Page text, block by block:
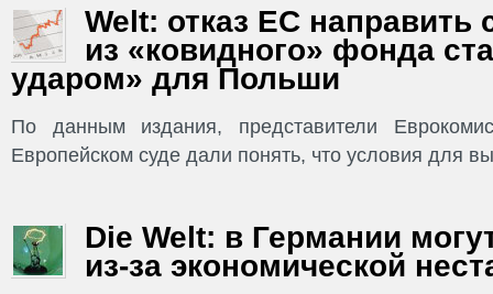
Welt: отказ ЕС направить
из «ковидного» фонда
ударом» для Польши
По данным издания, представители
Европейском суде дали понять, что условия для
Die Welt: в Германии
из-за экономической